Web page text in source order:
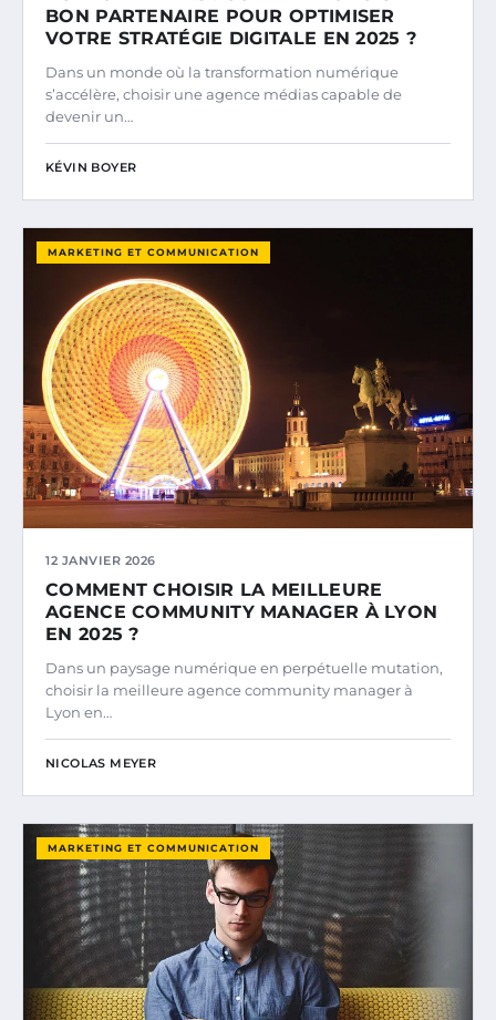
BON PARTENAIRE POUR OPTIMISER
VOTRE STRATÉGIE DIGITALE EN 2025 ?
Dans un monde où la transformation numérique
s’accélère, choisir une agence médias capable de
devenir un…
KÉVIN BOYER
MARKETING ET COMMUNICATION
12 JANVIER 2026
COMMENT CHOISIR LA MEILLEURE
AGENCE COMMUNITY MANAGER À LYON
EN 2025 ?
Dans un paysage numérique en perpétuelle mutation,
choisir la meilleure agence community manager à
Lyon en…
NICOLAS MEYER
MARKETING ET COMMUNICATION